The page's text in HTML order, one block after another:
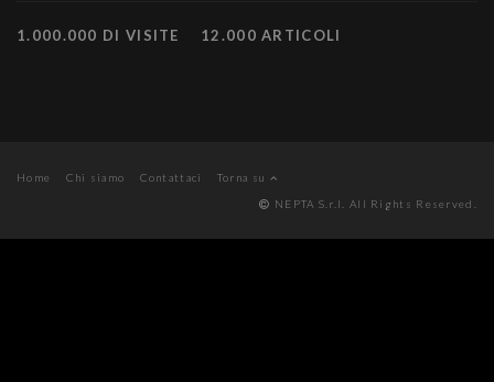
1.000.000 DI VISITE 12.000 ARTICOLI
Home Chi siamo Contattaci
Torna su
NEPTA S.r.l. All Rights Reserved.